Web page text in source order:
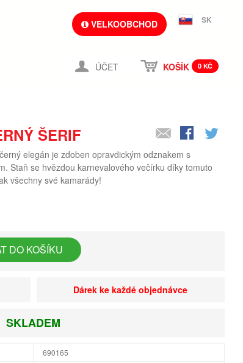
VELKOOBCHOD SK
ÚČET KOŠÍK 0 KČ
ŠERIF
elegán je zdoben opravdickým odznakem s
Staň se hvězdou karnevalového večírku díky tomuto
všechny své kamarády!
DO KOŠÍKU
Dárek ke každé objednávce
SKLADEM
690165